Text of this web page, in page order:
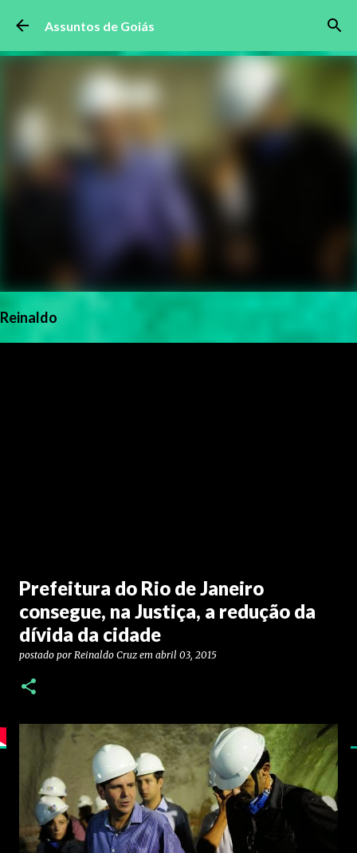
Pular para o conteúdo principal
Assuntos de Goiás
Reinaldo
Prefeitura do Rio de Janeiro
consegue, na Justiça, a redução da
dívida da cidade
postado por Reinaldo Cruz em abril 03, 2015